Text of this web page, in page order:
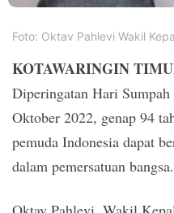
Foto: Oktav Pahlevi Wakil
KOTAWARINGIN
Diperingatan Hari Sumpah
Oktober 2022, genap 94
pemuda Indonesia dapat
dalam pemersatuan bangsa.